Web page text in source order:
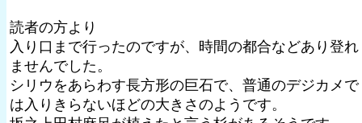
読者の方より
入り口まで行ったのですが、時間の都合などあり登れ
ませんでした。
シリウをあらわす長方形の巨石で、普通のデジカメで
は入りきらないほどの大きさのようです。